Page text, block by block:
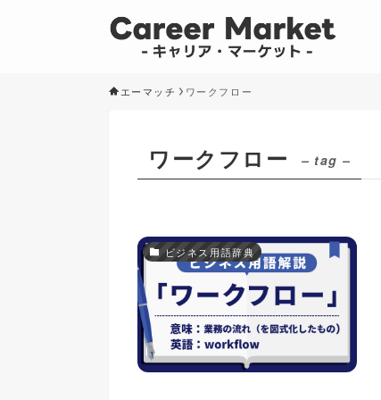
エーマッチ ワークフロー
ワークフロー – tag –
ビジネス用語辞典